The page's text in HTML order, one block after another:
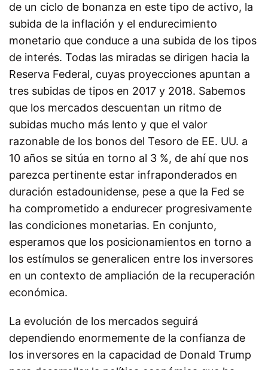
de un ciclo de bonanza en este tipo de activo, la
subida de la inflación y el endurecimiento
monetario que conduce a una subida de los tipos
de interés. Todas las miradas se dirigen hacia la
Reserva Federal, cuyas proyecciones apuntan a
tres subidas de tipos en 2017 y 2018. Sabemos
que los mercados descuentan un ritmo de
subidas mucho más lento y que el valor
razonable de los bonos del Tesoro de EE. UU. a
10 años se sitúa en torno al 3 %, de ahí que nos
parezca pertinente estar infraponderados en
duración estadounidense, pese a que la Fed se
ha comprometido a endurecer progresivamente
las condiciones monetarias. En conjunto,
esperamos que los posicionamientos en torno a
los estímulos se generalicen entre los inversores
en un contexto de ampliación de la recuperación
económica.
La evolución de los mercados seguirá
dependiendo enormemente de la confianza de
los inversores en la capacidad de Donald Trump